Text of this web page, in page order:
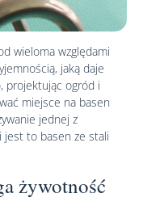
wieloma względami
jaką daje
projektując ogród i
miejsce na basen
jednej z
jest to basen ze stali
żywotność